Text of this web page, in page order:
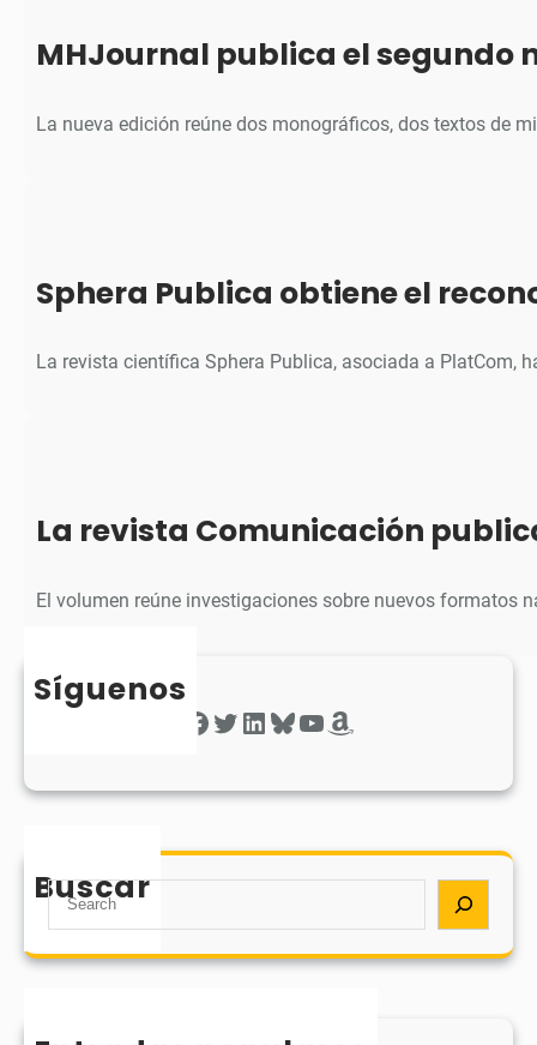
MHJournal publica el segundo
La nueva edición reúne dos monográficos, dos textos de
Sphera Publica obtiene el
La revista científica Sphera Publica, asociada a PlatCom,
La revista Comunicación
El volumen reúne investigaciones sobre nuevos formatos
Síguenos
Twitter LinkedIn Bluesky YouTube Amazon
Buscar
S
a
h